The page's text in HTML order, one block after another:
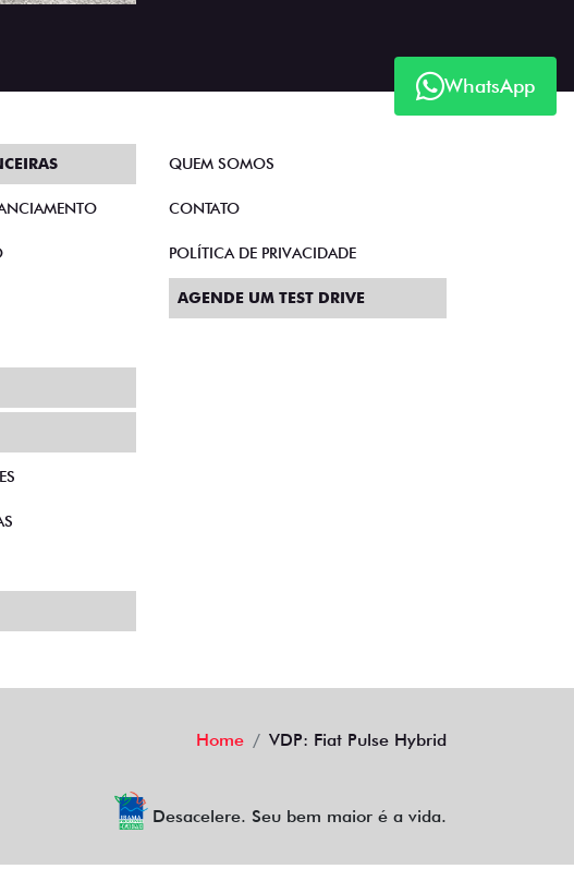
WhatsApp
QUEM SOMOS
CONTATO
POLÍTICA DE PRIVACIDADE
AGENDE UM TEST DRIVE
Home VDP: Fiat Pulse Hybrid
Desacelere. Seu bem maior é a vida.